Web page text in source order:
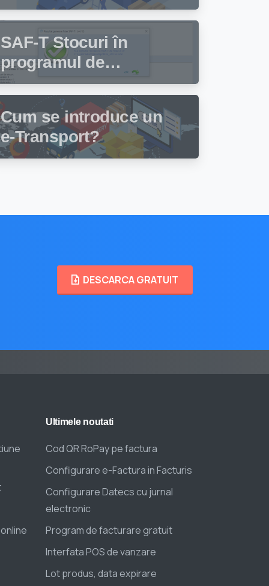
cine trebuie să
depună această
declarație?
SAF-T Stocuri în
programul de
facturare și gestiune
stocuri Facturis
Cum se introduce un
e-Transport?
DESCARCA GRATUIT
Ultimele noutati
Cod QR RoPay pe factura
Configurare e-Factura in Facturis
Configurare Datecs cu jurnal
electronic
Program de facturare gratuit
Interfata POS de vanzare
Lot produs, data expirare